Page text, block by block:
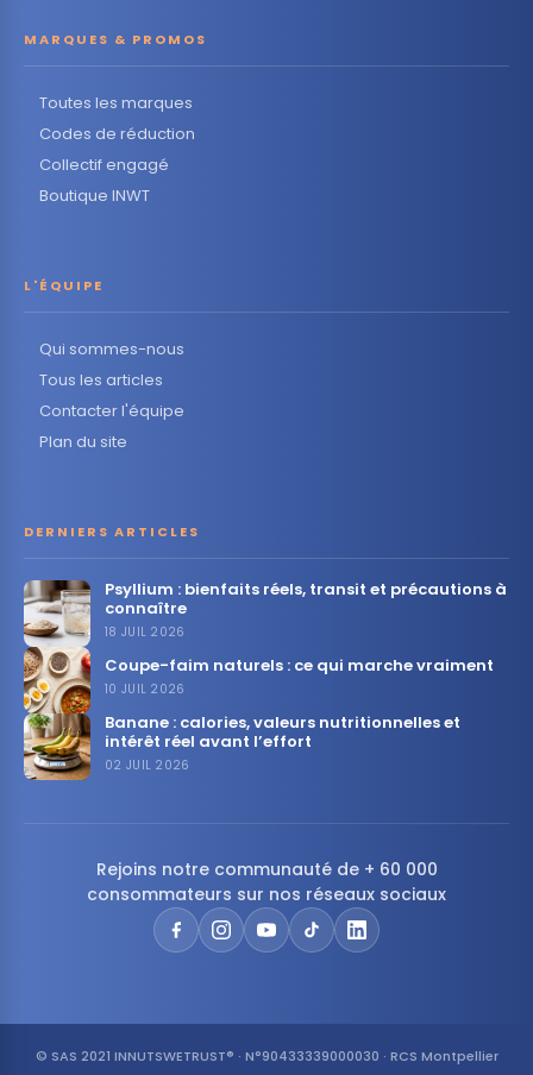
MARQUES & PROMOS
Toutes les marques
Codes de réduction
Collectif engagé
Boutique INWT
L'ÉQUIPE
Qui sommes-nous
Tous les articles
Contacter l'équipe
Plan du site
DERNIERS ARTICLES
Psyllium : bienfaits réels, transit et précautions à
connaître
18 JUIL 2026
Coupe-faim naturels : ce qui marche vraiment
10 JUIL 2026
Banane : calories, valeurs nutritionnelles et
intérêt réel avant l’effort
02 JUIL 2026
Rejoins notre communauté de + 60 000
consommateurs sur nos réseaux sociaux
© SAS 2021 INNUTSWETRUST® · N°90433339000030 · RCS Montpellier